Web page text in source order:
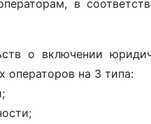
в
о включении
операторов на 3 типа: